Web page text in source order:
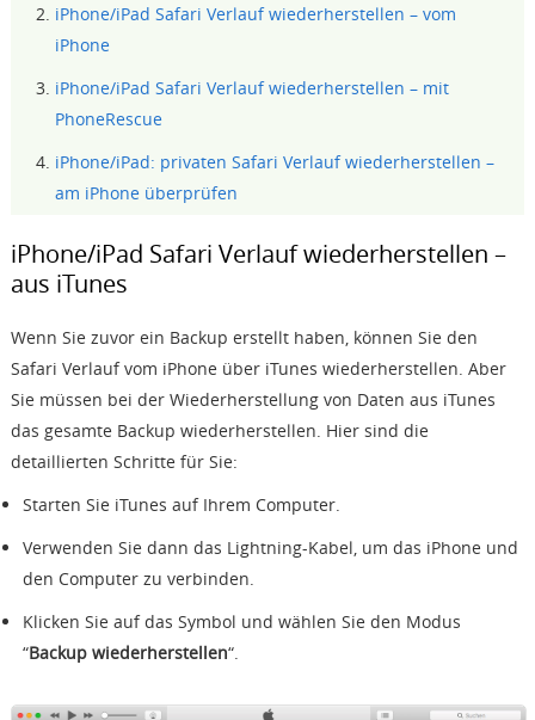
iPhone/iPad Safari Verlauf wiederherstellen – vom
iPhone
iPhone/iPad Safari Verlauf wiederherstellen – mit
PhoneRescue
iPhone/iPad: privaten Safari Verlauf wiederherstellen –
am iPhone überprüfen
iPhone/iPad Safari Verlauf wiederherstellen –
aus iTunes
Wenn Sie zuvor ein Backup erstellt haben, können Sie den
Safari Verlauf vom iPhone über iTunes wiederherstellen. Aber
Sie müssen bei der Wiederherstellung von Daten aus iTunes
das gesamte Backup wiederherstellen. Hier sind die
detaillierten Schritte für Sie:
Starten Sie iTunes auf Ihrem Computer.
Verwenden Sie dann das Lightning-Kabel, um das iPhone und
den Computer zu verbinden.
Klicken Sie auf das Symbol und wählen Sie den Modus
“Backup wiederherstellen“.